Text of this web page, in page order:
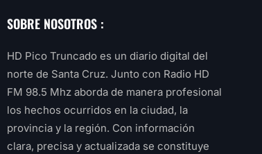
SOBRE NOSOTROS :
HD Pico Truncado es un diario digital del
norte de Santa Cruz. Junto con Radio HD
FM 98.5 Mhz aborda de manera profesional
los hechos ocurridos en la ciudad, la
provincia y la región. Con información
clara, precisa y actualizada se constituye